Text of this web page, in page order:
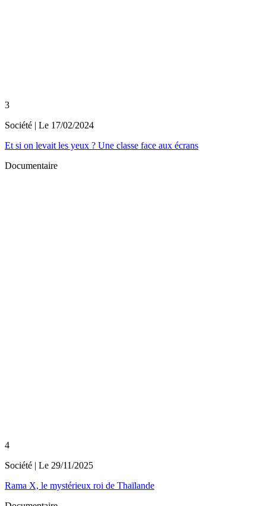
3
Société | Le 17/02/2024
Et si on levait les yeux ? Une classe face aux écrans
Documentaire
4
Société | Le 29/11/2025
Rama X, le mystérieux roi de Thaïlande